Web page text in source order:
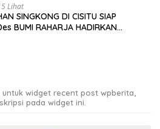
Lihat
SINGKONG DI CISITU SIAP
BUMI RAHARJA HADIRKAN
widget recent post wpberita,
pada widget ini.